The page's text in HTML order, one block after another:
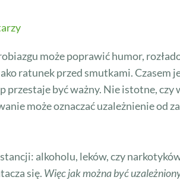
może poprawić humor,
ratunek przed smutkami. Czasem
przestaje być ważny. Nie istotne,
może oznaczać uzależnienie od
alkoholu, leków, czy
się. Więc jak można być